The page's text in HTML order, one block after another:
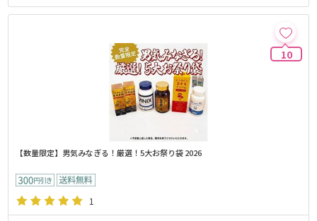
10
【数量限定】男気みなぎる！厳選！5大お祭り袋 2026
1